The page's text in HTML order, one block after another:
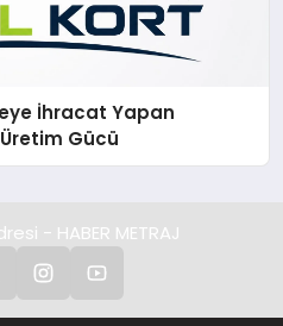
İhracat Yapan
Gücü
- HABER METRAJ